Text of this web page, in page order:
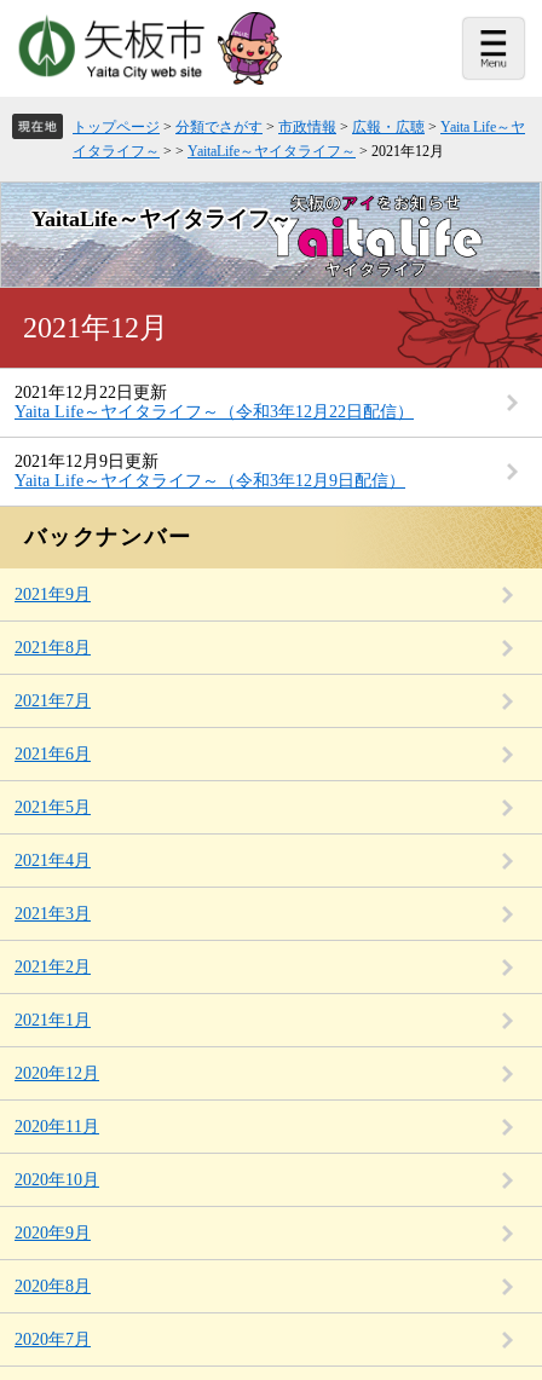
頭
で
飛
ば
て
本
文
へ
トップページ > 分類でさがす > 市政情報 > 広報・広聴 > Yaita Life～ヤ
イタライフ～ > > YaitaLife～ヤイタライフ～ > 2021年12月
YaitaLife～ヤイタライフ～
2021年12月
2021年12月22日更新
Yaita Life～ヤイタライフ～（令和3年12月22日配信）
2021年12月9日更新
Yaita Life～ヤイタライフ～（令和3年12月9日配信）
バックナンバー
2021年9月
2021年8月
2021年7月
2021年6月
2021年5月
2021年4月
2021年3月
2021年2月
2021年1月
2020年12月
2020年11月
2020年10月
2020年9月
2020年8月
2020年7月